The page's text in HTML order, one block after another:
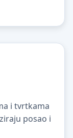
i tvrtkama
posao i